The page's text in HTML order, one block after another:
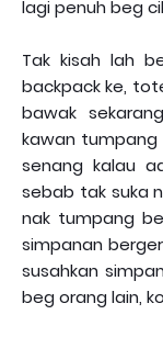
lagi penuh beg
Tak kisah lah
backpack ke,
bawak
kawan
senang kalau
sebab tak suka
nak tumpang
simpanan
susahkan
beg orang lain,